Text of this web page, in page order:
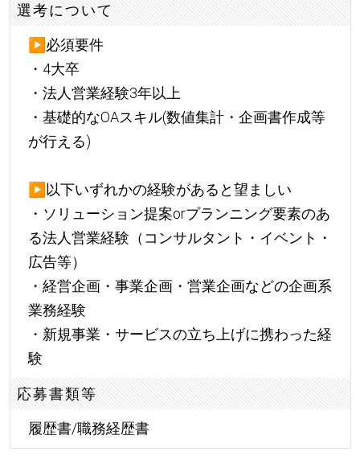
選考について
▶ 必須要件
・4大卒
・法人営業経験3年以上
・基礎的なOAスキル(数値集計・企画書作成等
が行える)
▶ 以下いずれかの経験があると望ましい
・ソリューション提案orプランニング要素のあ
る法人営業経験（コンサルタント・イベント・
広告等）
・経営企画・事業企画・営業企画などの企画系
業務経験
・新規事業・サービスの立ち上げに携わった経
験
応募書類等
履歴書/職務経歴書